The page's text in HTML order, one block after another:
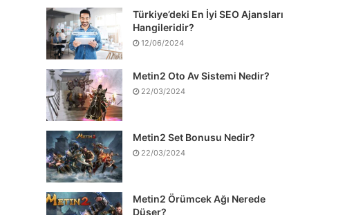
Türkiye’deki En İyi SEO Ajansları
Hangileridir?
12/06/2024
Metin2 Oto Av Sistemi Nedir?
22/03/2024
Metin2 Set Bonusu Nedir?
22/03/2024
Metin2 Örümcek Ağı Nerede
Düşer?